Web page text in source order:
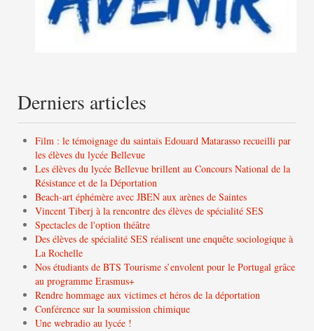
Derniers articles
Film : le témoignage du saintais Edouard Matarasso recueilli par
les élèves du lycée Bellevue
Les élèves du lycée Bellevue brillent au Concours National de la
Résistance et de la Déportation
Beach-art éphémère avec JBEN aux arènes de Saintes
Vincent Tiberj à la rencontre des élèves de spécialité SES
Spectacles de l'option théâtre
Des élèves de spécialité SES réalisent une enquête sociologique à
La Rochelle
Nos étudiants de BTS Tourisme s’envolent pour le Portugal grâce
au programme Erasmus+
Rendre hommage aux victimes et héros de la déportation
Conférence sur la soumission chimique
Une webradio au lycée !